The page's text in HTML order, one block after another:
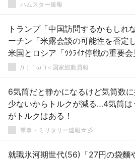
ハムスター速報
トランプ「中国訪問するかもしれ
ーチン「米露会談の可能性を否定
米国とロシア「ｳｸﾗｲﾅ停戦の重要会
ンプ「日本の消費税を脅威認定！
/)；｀ω´)＜国家総動員報
6気筒だと静かになるけど気筒数
少ないからトルクが減る…4気筒は
がトルクはある！
軍事・ミリタリー速報☆彡
就職氷河期世代(56)「27円の袋麵